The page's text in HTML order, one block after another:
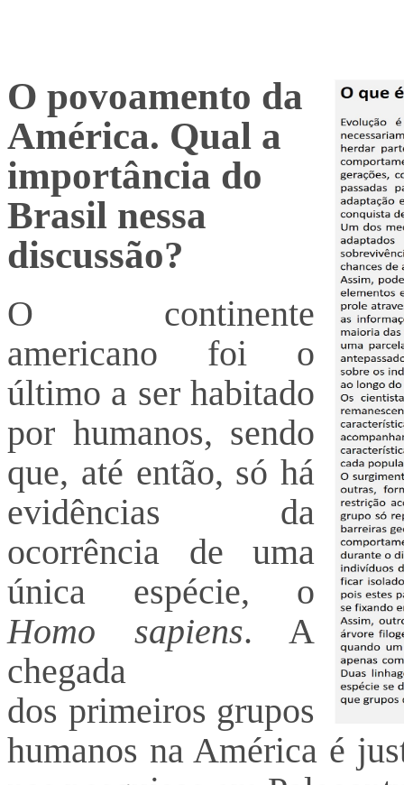
O povoamento da
América. Qual a
importância do
Brasil nessa
discussão?
O continente
americano foi o
último a ser habitado
por humanos, sendo
que, até então, só há
evidências da
ocorrência de uma
única espécie, o
Homo sapiens. A
chegada
dos primeiros grupos
humanos na América é